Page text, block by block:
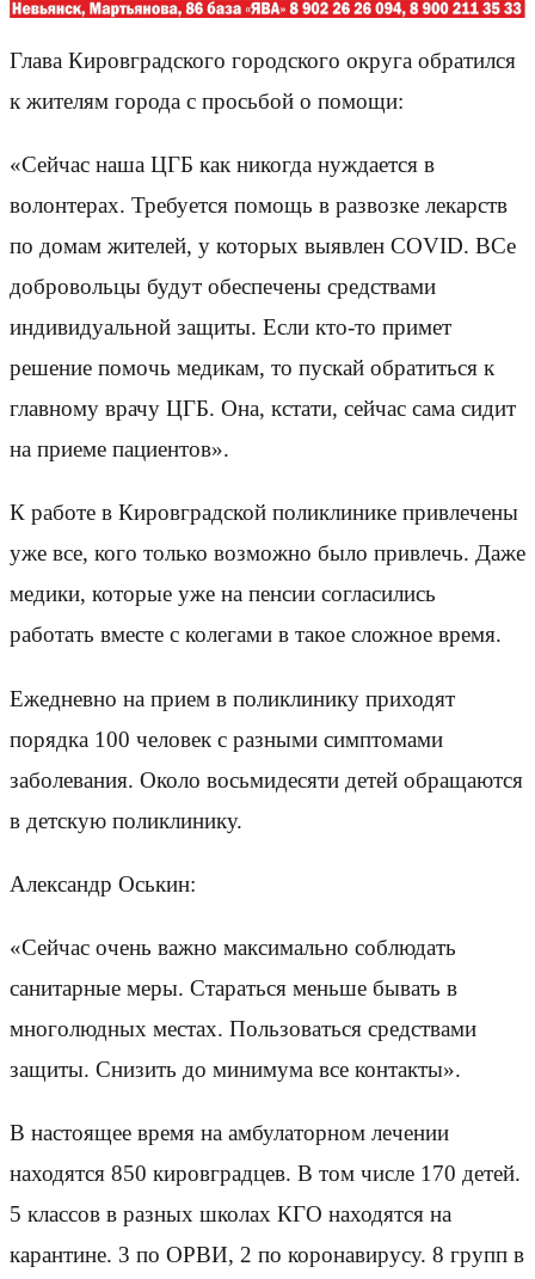
Глава Кировградского городского округа обратился
к жителям города с просьбой о помощи:
«Сейчас наша ЦГБ как никогда нуждается в
волонтерах. Требуется помощь в развозке лекарств
по домам жителей, у которых выявлен COVID. ВСе
добровольцы будут обеспечены средствами
индивидуальной защиты. Если кто-то примет
решение помочь медикам, то пускай обратиться к
главному врачу ЦГБ. Она, кстати, сейчас сама сидит
на приеме пациентов».
К работе в Кировградской поликлинике привлечены
уже все, кого только возможно было привлечь. Даже
медики, которые уже на пенсии согласились
работать вместе с колегами в такое сложное время.
Ежедневно на прием в поликлинику приходят
порядка 100 человек с разными симптомами
заболевания. Около восьмидесяти детей обращаются
в детскую поликлинику.
Александр Оськин:
«Сейчас очень важно максимально соблюдать
санитарные меры. Стараться меньше бывать в
многолюдных местах. Пользоваться средствами
защиты. Снизить до минимума все контакты».
В настоящее время на амбулаторном лечении
находятся 850 кировградцев. В том числе 170 детей.
5 классов в разных школах КГО находятся на
карантине. 3 по ОРВИ, 2 по коронавирусу. 8 групп в